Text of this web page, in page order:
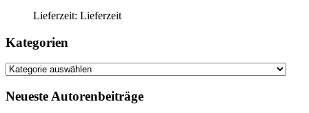
Lieferzeit: Lieferzeit
Kategorien
Kategorien
Neueste Autorenbeiträge